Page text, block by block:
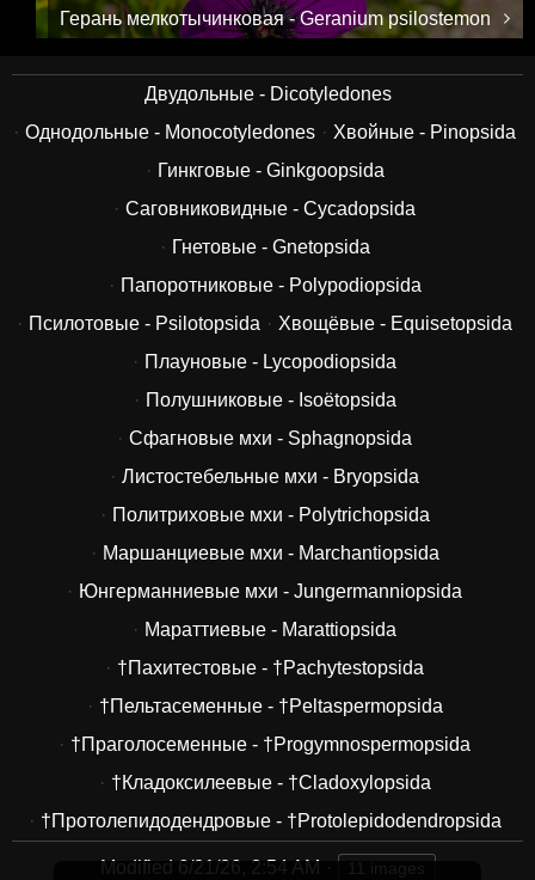
Герань мелкотычинковая - Geranium psilostemon
Двудольные - Dicotyledones
Однодольные - Monocotyledones
Хвойные - Pinopsida
Гинкговые - Ginkgoopsida
Саговниковидные - Cycadopsida
Гнетовые - Gnetopsida
Папоротниковые - Polypodiopsida
Псилотовые - Psilotopsida
Хвощёвые - Equisetopsida
Плауновые - Lycopodiopsida
Полушниковые - Isoëtopsida
Сфагновые мхи - Sphagnopsida
Листостебельные мхи - Bryopsida
Политриховые мхи - Polytrichopsida
Маршанциевые мхи - Marchantiopsida
Юнгерманниевые мхи - Jungermanniopsida
Мараттиевые - Marattiopsida
†Пахитестовые - †Pachytestopsida
†Пельтасеменные - †Peltaspermopsida
†Праголосеменные - †Progymnospermopsida
†Кладоксилеевые - †Cladoxylopsida
†Протолепидодендровые - †Protolepidodendropsida
Modified 6/21/26, 2:54 AM